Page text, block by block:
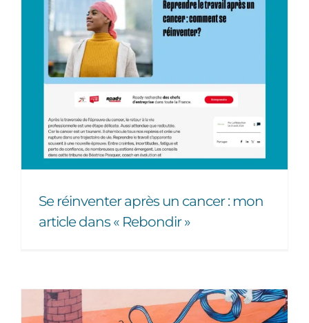
Se réinventer après un
cancer : mon article dans
« Rebondir »
Se réinventer après un cancer : mon
article dans « Rebondir »